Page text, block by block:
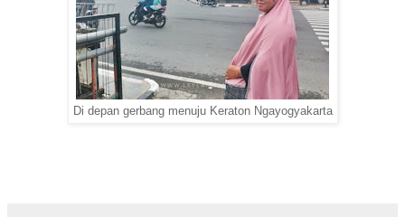
Di depan gerbang menuju Keraton Ngayogyakarta